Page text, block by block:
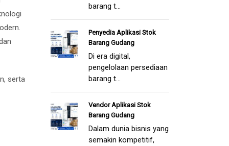
serta
barang t...
Penyedia Aplikasi Stok
Barang Gudang
Di era digital,
pengelolaan persediaan
barang t...
Vendor Aplikasi Stok
Barang Gudang
Dalam dunia bisnis yang
semakin kompetitif,